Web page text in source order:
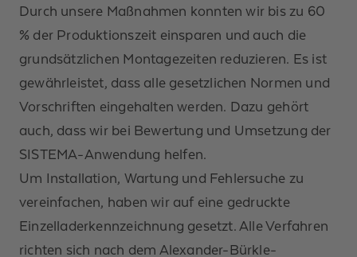
Durch unsere Maßnahmen konnten wir bis zu 60
% der Produktionszeit einsparen und auch die
grundsätzlichen Montagezeiten reduzieren. Es ist
gewährleistet, dass alle gesetzlichen Normen und
Vorschriften eingehalten werden. Dazu gehört
auch, dass wir bei Bewertung und Umsetzung der
SISTEMA-Anwendung helfen.
Um Installation, Wartung und Fehlersuche zu
vereinfachen, haben wir auf eine gedruckte
Einzelladerkennzeichnung gesetzt. Alle Verfahren
richten sich nach dem Alexander-Bürkle-